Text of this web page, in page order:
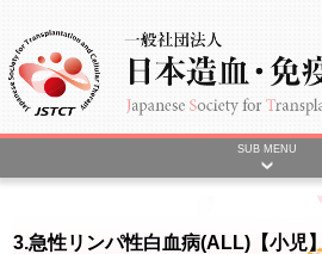
SUB MENU
3.急性リンパ性白血病(ALL)【小児】